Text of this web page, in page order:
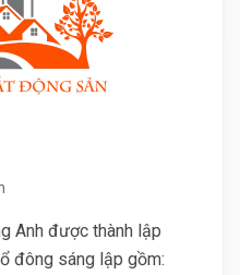
Anh được thành lập
đông sáng lập gồm: